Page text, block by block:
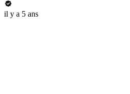
il y a 5 ans